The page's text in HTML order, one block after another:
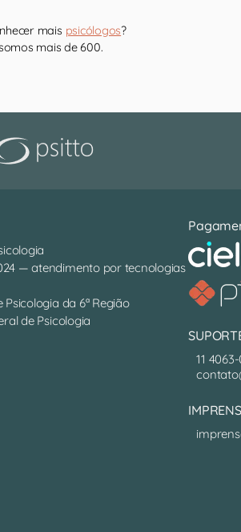
mais psicólogos?
mais de 600.
— atendimento por tecnologias
da 6ª Região
de Psicologia
11